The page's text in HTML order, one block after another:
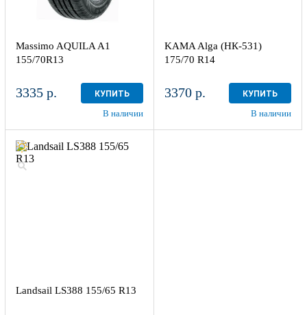
Massimo AQUILA A1
155/70R13
3335 р. КУПИТЬ
В наличии
KAMA Alga (НК-531)
175/70 R14
3370 р. КУПИТЬ
В наличии
Landsail LS388 155/65 R13